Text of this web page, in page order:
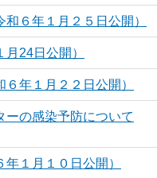
６年１月２５日公開）
24日公開）
年１月２２日公開）
ーの感染予防について
１月１０日公開）